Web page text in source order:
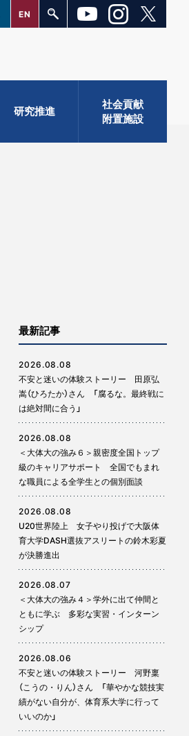
EN
研究推進
社会貢献
附置施設
最新記事
2026.08.08
不安と迷いの体験ストーリー 田原弘
嵩（ひろたか）さん 「腐るな。最終戦に
は絶対間に合う」
2026.08.08
＜大体大の強み６＞親密度全国トップ
級のキャリアサポート 全国でもまれ
な職員による全学生との個別面談
2026.08.08
U20世界陸上 女子やり投げで大阪体
育大学DASH選抜アスリートの鈴木彩夏
が決勝進出
2026.08.07
＜大体大の強み４＞学外に出て仲間と
ともに学ぶ 多彩な実習・インターン
シップ
2026.08.06
不安と迷いの体験ストーリー 河野稟
（こうの・りん）さん 「華やかな競技実
績がない自分が、体育系大学に行って
いいのか」